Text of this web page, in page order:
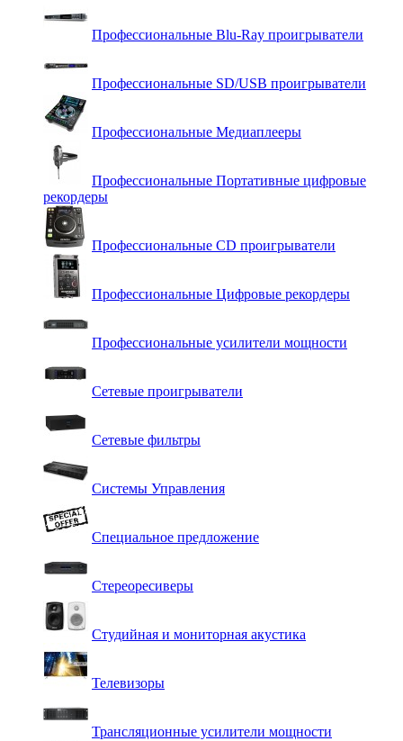
Профессиональные Blu-Ray проигрыватели
Профессиональные SD/USB проигрыватели
Профессиональные Медиаплееры
Профессиональные Портативные цифровые
рекордеры
Профессиональные СD проигрыватели
Профессиональные Цифровые рекордеры
Профессиональные усилители мощности
Сетевые проигрыватели
Сетевые фильтры
Системы Управления
Специальное предложение
Стереоресиверы
Студийная и мониторная акустика
Телевизоры
Трансляционные усилители мощности